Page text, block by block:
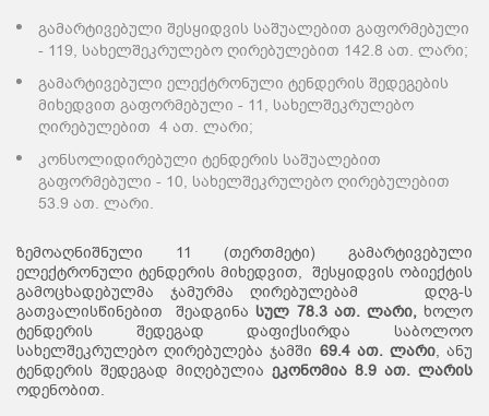
გამარტივებული შესყიდვის საშუალებით გაფორმებული
- 119, სახელშეკრულებო ღირებულებით 142.8 ათ. ლარი;
გამარტივებული ელექტრონული ტენდერის შედეგების
მიხედვით გაფორმებული - 11, სახელშეკრულებო
ღირებულებით 4 ათ. ლარი;
კონსოლიდირებული ტენდერის საშუალებით
გაფორმებული - 10, სახელშეკრულებო ღირებულებით
53.9 ათ. ლარი.
ზემოაღნიშნული 11 (თერთმეტი) გამარტივებული
ელექტრონული ტენდერის მიხედვით, შესყიდვის ობიექტის
გამოცხადებულმა ჯამურმა ღირებულებამ დღგ-ს
გათვალისწინებით შეადგინა სულ 78.3 ათ. ლარი,ხოლო
ტენდერის შედეგად დაფიქსირდა საბოლოო
სახელშეკრულებო ღირებულება ჯამში 69.4 ათ. ლარი, ანუ
ტენდერის შედეგად მიღებულია ეკონომია 8.9 ათ. ლარის
ოდენობით.